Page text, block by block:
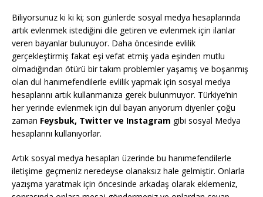
Biliyorsunuz ki ki ki; son günlerde sosyal medya hesaplarında
artık evlenmek istediğini dile getiren ve evlenmek için ilanlar
veren bayanlar bulunuyor. Daha öncesinde evlilik
gerçekleştirmiş fakat eşi vefat etmiş yada eşinden mutlu
olmadığından ötürü bir takım problemler yaşamış ve boşanmış
olan dul hanımefendilerle evlilik yapmak için sosyal medya
hesaplarını artık kullanmanıza gerek bulunmuyor. Türkiye’nin
her yerinde evlenmek için dul bayan arıyorum diyenler çoğu
zaman Feysbuk, Twitter ve Instagram gibi sosyal Medya
hesaplarını kullanıyorlar.
Artık sosyal medya hesapları üzerinde bu hanımefendilerle
iletişime geçmeniz neredeyse olanaksız hale gelmiştir. Onlarla
yazışma yaratmak için öncesinde arkadaş olarak eklemeniz,